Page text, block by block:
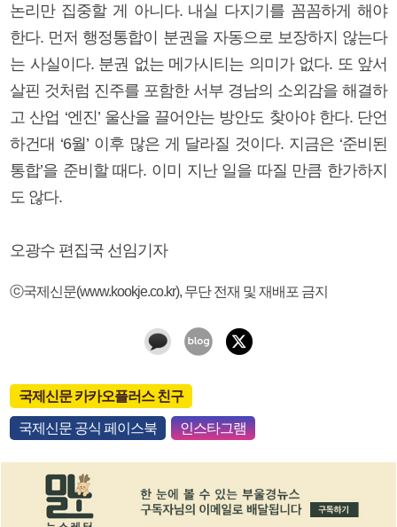
논리만 집중할 게 아니다. 내실 다지기를 꼼꼼하게 해야
한다. 먼저 행정통합이 분권을 자동으로 보장하지 않는다
는 사실이다. 분권 없는 메가시티는 의미가 없다. 또 앞서
살핀 것처럼 진주를 포함한 서부 경남의 소외감을 해결하
고 산업 ‘엔진’ 울산을 끌어안는 방안도 찾아야 한다. 단언
하건대 ‘6월’ 이후 많은 게 달라질 것이다. 지금은 ‘준비된
통합’을 준비할 때다. 이미 지난 일을 따질 만큼 한가하지
도 않다.
오광수 편집국 선임기자
ⓒ국제신문(www.kookje.co.kr), 무단 전재 및 재배포 금지
국제신문 카카오플러스 친구
국제신문 공식 페이스북 인스타그램